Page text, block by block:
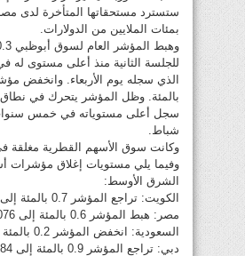
ستسترد مستحقاتها المتأخرة لدى
بمئات الملايين من الدولارات.
للجلسة الثانية منذ أعلى مستوى
بالمئة. وظل المؤشر يتحرك في
شباط.
وكانت سوق الأسهم القطرية مغلقة
وفيما يلي مستويات إغلاق مؤشرات
الشرق الأوسط:
الكويت: تراجع المؤشر 0.7 بالمئة إلى 7641 نقطة.
مصر: هبط المؤشر 0.6 بالمئة إلى 8076 نقطة.
السعودية: انخفض المؤشر 0.2 بالمئة إلى 9089 نقطة.
دبي: تراجع المؤشر 0.9 بالمئة إلى 4184 نقطة.